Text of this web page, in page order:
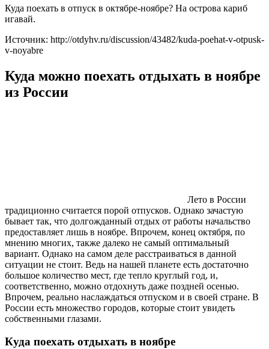
Куда поехать в отпуск в октябре-ноябре? На острова кариб
игавай.
Источник: http://otdyhv.ru/discussion/43482/kuda-poehat-v-otpusk-
v-noyabre
Куда можно поехать отдыхать в ноябре
из России
Лето в России
традиционно считается порой отпусков. Однако зачастую
бывает так, что долгожданный отдых от работы начальство
предоставляет лишь в ноябре. Впрочем, конец октября, по
мнению многих, также далеко не самый оптимальный
вариант. Однако на самом деле расстраиваться в данной
ситуации не стоит. Ведь на нашей планете есть достаточно
большое количество мест, где тепло круглый год, и,
соответственно, можно отдохнуть даже поздней осенью.
Впрочем, реально наслаждаться отпуском и в своей стране. В
России есть множество городов, которые стоит увидеть
собственными глазами.
Куда поехать отдыхать в ноябре